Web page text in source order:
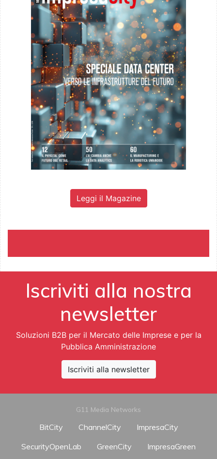
Leggi il Magazine
Iscriviti alla nostra
newsletter
Soluzioni B2B per il Mercato delle Imprese e per la
Pubblica Amministrazione
Iscriviti alla newsletter
G11 Media Networks
BitCity ChannelCity
ImpresaCity
SecurityOpenLab
GreenCity
ImpresaGreen